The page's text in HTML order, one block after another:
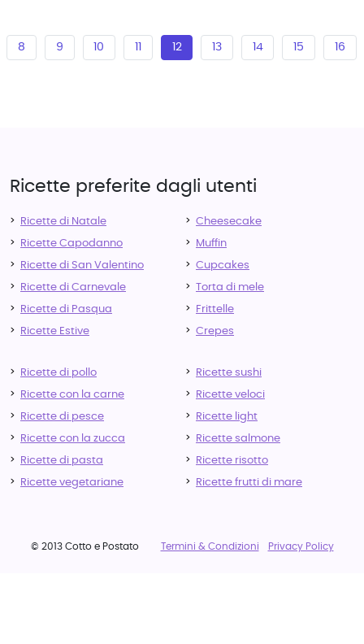
8 9 10 12 13 14 15 16
Ricette preferite dagli utenti
Ricette di Natale
Ricette Capodanno
Ricette di San Valentino
Ricette di Carnevale
Ricette di Pasqua
Ricette Estive
Cheesecake
Muffin
Cupcakes
Torta di mele
Frittelle
Crepes
Ricette di pollo
Ricette con la carne
Ricette di pesce
Ricette con la zucca
Ricette di pasta
Ricette vegetariane
Ricette sushi
Ricette veloci
Ricette light
Ricette salmone
Ricette risotto
Ricette frutti di mare
© 2013 Cotto e Postato Termini & Condizioni Privacy Policy